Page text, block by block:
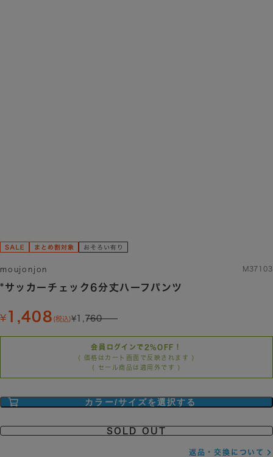
moujonjon M37103
*サッカーチェック6分丈ハーフパンツ
1,408 (税込) 1,760
会員ログインで2%OFF！
( 価格はカート画面で反映されます )
( セール商品は適用外です )
カラー/サイズを選択する
SOLD OUT
返品・交換について